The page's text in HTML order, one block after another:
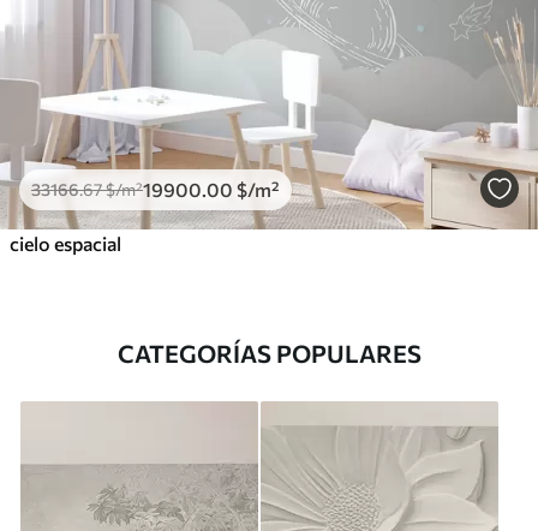
33166.67$/m²19900.00 $/m²
cielo espacial
CATEGORÍAS POPULARES